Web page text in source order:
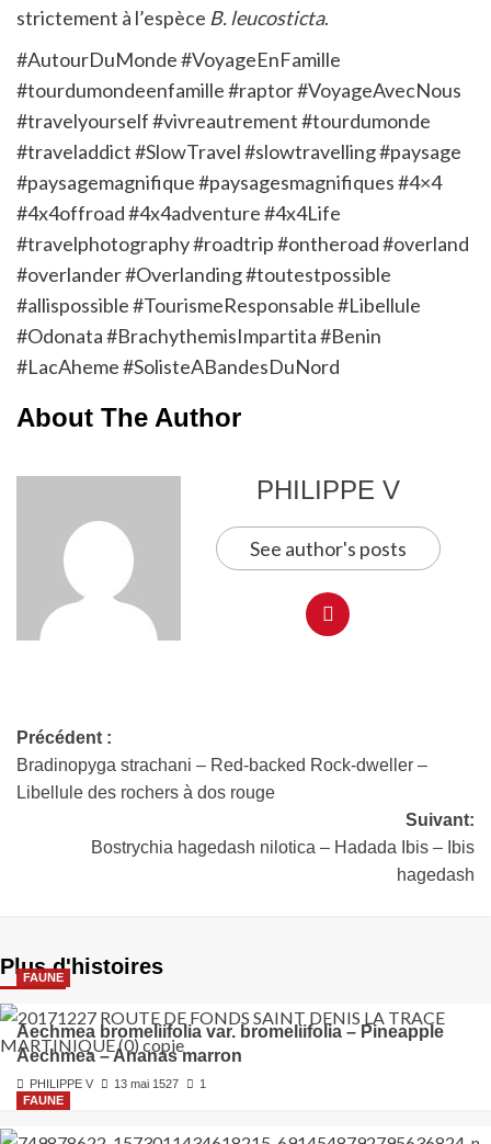
strictement à l’espèce B. leucosticta.
#AutourDuMonde #VoyageEnFamille
#tourdumondeenfamille #raptor #VoyageAvecNous
#travelyourself #vivreautrement #tourdumonde
#traveladdict #SlowTravel #slowtravelling #paysage
#paysagemagnifique #paysagesmagnifiques #4×4
#4x4offroad #4x4adventure #4x4Life
#travelphotography #roadtrip #ontheroad #overland
#overlander #Overlanding #toutestpossible
#allispossible #TourismeResponsable #Libellule
#Odonata #BrachythemisImpartita #Benin
#LacAheme #SolisteABandesDuNord
About The Author
PHILIPPE V
See author's posts
Précédent :
Bradinopyga strachani – Red-backed Rock-dweller –
Libellule des rochers à dos rouge
Suivant:
Bostrychia hagedash nilotica – Hadada Ibis – Ibis
hagedash
Plus d'histoires
FAUNE
Aechmea bromeliifolia var. bromeliifolia – Pineapple
Aechmea – Ananas marron
PHILIPPE V 13 mai 1527
1
FAUNE